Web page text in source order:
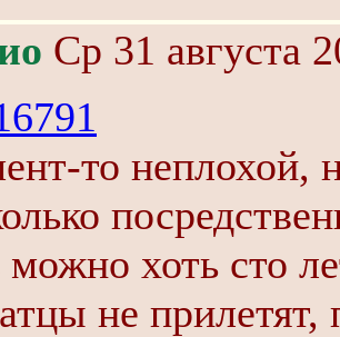
Ср 31 августа
то неплохой,
можно хоть сто
не прилетят,